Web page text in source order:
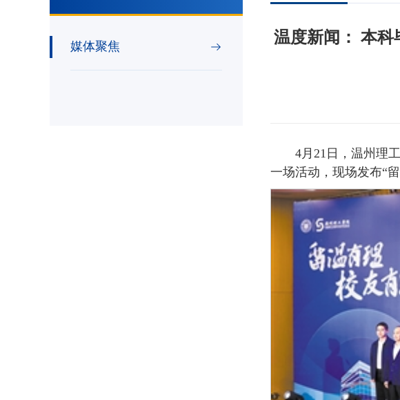
媒体聚焦
温度新闻： 本
4月21日，温州理
一场活动，现场发布“